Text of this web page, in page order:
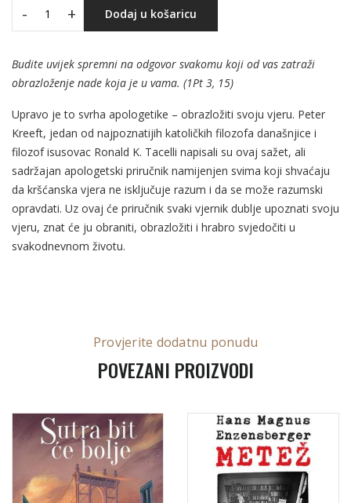
- + Dodaj u košaricu
Budite uvijek spremni na odgovor svakomu koji od vas zatraži
obrazloženje nade koja je u vama. (1Pt 3, 15)
Upravo je to svrha apologetike – obrazložiti svoju vjeru. Peter
Kreeft, jedan od najpoznatijih katoličkih filozofa današnjice i
filozof isusovac Ronald K. Tacelli napisali su ovaj sažet, ali
sadržajan apologetski priručnik namijenjen svima koji shvaćaju
da kršćanska vjera ne isključuje razum i da se može razumski
opravdati. Uz ovaj će priručnik svaki vjernik dublje upoznati svoju
vjeru, znat će ju obraniti, obrazložiti i hrabro svjedočiti u
svakodnevnom životu.
Provjerite dodatnu ponudu
POVEZANI PROIZVODI